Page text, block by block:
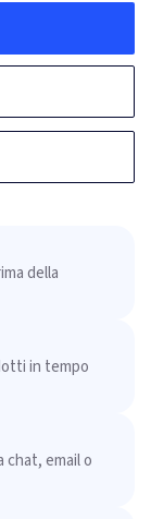
della
in tempo
chat, email o